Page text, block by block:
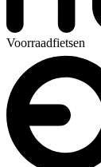
Voorraadfietsen